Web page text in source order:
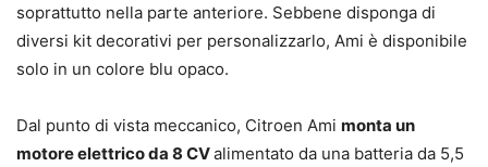
soprattutto nella parte anteriore. Sebbene disponga di
diversi kit decorativi per personalizzarlo, Ami è disponibile
solo in un colore blu opaco.
Dal punto di vista meccanico, Citroen Ami monta un
motore elettrico da 8 CValimentato da una batteria da 5,5